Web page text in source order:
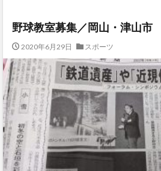
野球教室募集／岡山・津山市
2020年6月29日 スポーツ